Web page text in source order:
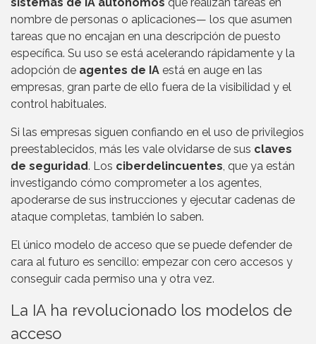
sistemas de IA autónomos que realizan tareas en
nombre de personas o aplicaciones— los que asumen
tareas que no encajan en una descripción de puesto
específica. Su uso se está acelerando rápidamente y la
adopción de agentes de IA está en auge en las
empresas, gran parte de ello fuera de la visibilidad y el
control habituales.
Si las empresas siguen confiando en el uso de privilegios
preestablecidos, más les vale olvidarse de sus claves
de seguridad. Los ciberdelincuentes, que ya están
investigando cómo comprometer a los agentes,
apoderarse de sus instrucciones y ejecutar cadenas de
ataque completas, también lo saben.
El único modelo de acceso que se puede defender de
cara al futuro es sencillo: empezar con cero accesos y
conseguir cada permiso una y otra vez.
La IA ha revolucionado los modelos de
acceso